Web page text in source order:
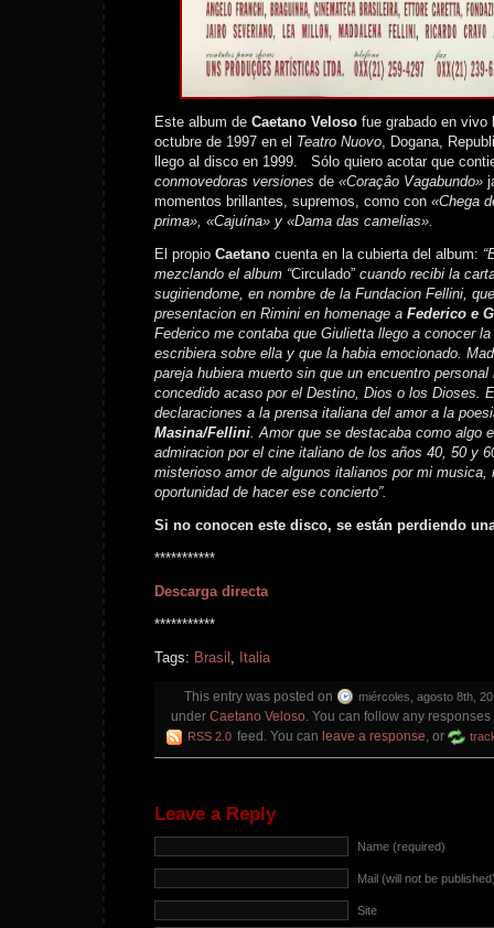
Este album de Caetano Veloso fue grabado en
octubre de 1997 en el Teatro Nuovo, Dogana,
llego al disco en 1999. Sólo quiero acotar que
conmovedoras versiones de «Coraçâo Vagabundo»
momentos brillantes, supremos, como con «Chega
prima», «Cajuína» y «Dama das camelias».
El propio Caetano cuenta en la cubierta del album:
mezclando el album “Circulado” cuando recibi la
sugiriendome, en nombre de la Fundacion Fellini,
presentacion en Rimini en homenage a Federico e
Federico me contaba que Giulietta llego a conocer
escribiera sobre ella y que la habia emocionado.
pareja hubiera muerto sin que un encuentro
concedido acaso por el Destino, Dios o los Dioses.
declaraciones a la prensa italiana del amor a la
Masina/Fellini. Amor que se destacaba como algo
admiracion por el cine italiano de los años 40, 50 y
misterioso amor de algunos italianos por mi musica,
oportunidad de hacer ese concierto”.
Si no conocen este disco, se están perdiendo
***********
Descarga directa
***********
Tags: Brasil , Italia
This entry was posted on miércoles, agosto 8th,
under Caetano Veloso. You can follow any
RSS 2.0 feed. You can leave a response, or
Leave a Reply
Name (required)
Mail (will not be
Site